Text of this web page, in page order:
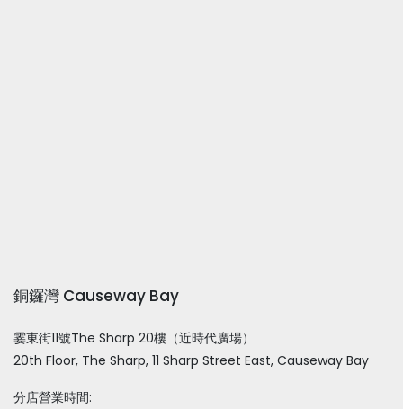
銅鑼灣 Causeway Bay
霎東街11號The Sharp 20樓（近時代廣場）
20th Floor, The Sharp, 11 Sharp Street East, Causeway Bay
分店營業時間: